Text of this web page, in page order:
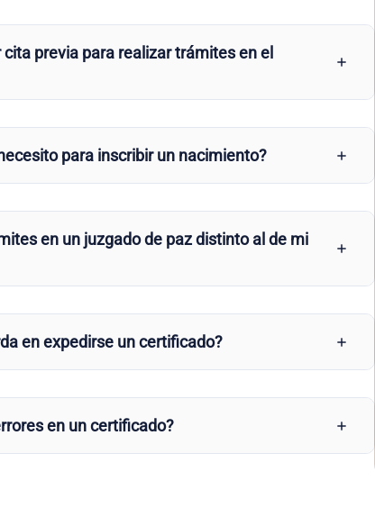
previa para realizar trámites en el
para inscribir un nacimiento?
en un juzgado de paz distinto al de mi
en expedirse un certificado?
en un certificado?